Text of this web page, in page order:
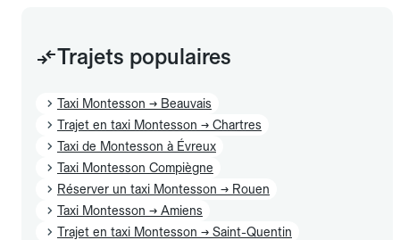
Trajets populaires
Taxi Montesson → Beauvais
Trajet en taxi Montesson → Chartres
Taxi de Montesson à Évreux
Taxi Montesson Compiègne
Réserver un taxi Montesson → Rouen
Taxi Montesson → Amiens
Trajet en taxi Montesson → Saint-Quentin